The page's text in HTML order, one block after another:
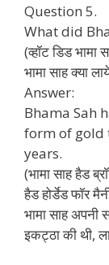
Question 5.
What did
(व्हॉट डिड भामा
भामा साह क्या
Answer:
Bhama Sah
form of gold
years.
(भामा साह हैड
हैड होर्डेड फॉर
भामा साह अपनी
इकट्ठा की थी,